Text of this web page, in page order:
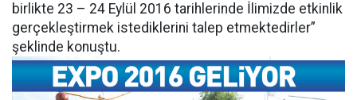
birlikte 23 – 24 Eylül 2016 tarihlerinde İlimizde etkinlik
gerçekleştirmek istediklerini talep etmektedirler”
şeklinde konuştu.